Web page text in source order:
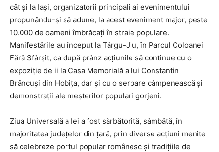
cât şi la Iaşi, organizatorii principali ai evenimentului
propunându-şi să adune, la acest eveniment major, peste
10.000 de oameni îmbrăcaţi în straie populare.
Manifestările au început la Târgu-Jiu, în Parcul Coloanei
Fără Sfârşit, ca după prânz acţiunile să continue cu o
expoziţie de ii la Casa Memorială a lui Constantin
Brâncuşi din Hobiţa, dar şi cu o serbare câmpenească şi
demonstraţii ale meşterilor populari gorjeni.
Ziua Universală a Iei a fost sărbătorită, sâmbătă, în
majoritatea judeţelor din ţară, prin diverse acţiuni menite
să celebreze portul popular românesc şi tradiţiile de